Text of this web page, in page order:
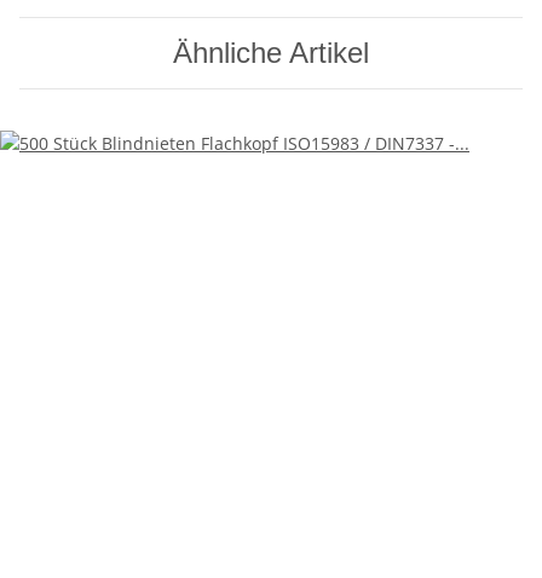
Ähnliche Artikel